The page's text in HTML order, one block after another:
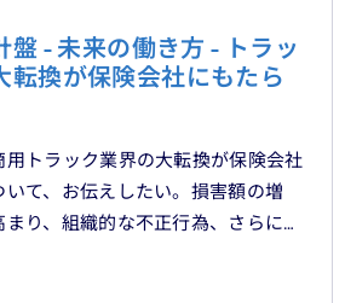
盤 - 未来の働き方 - トラッ
転換が保険会社にもたら
トラック業界の大転換が保険会社
て、お伝えしたい。損害額の増
り、組織的な不正行為、さらには